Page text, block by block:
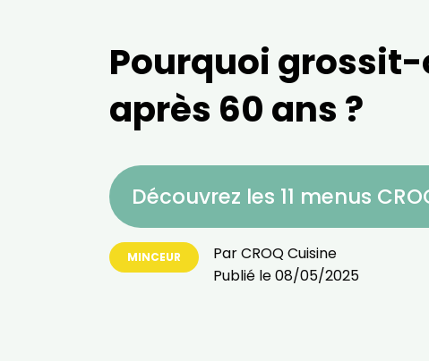
Pourquoi
après 60 ans ?
Découvrez les 11 menus
MINCEUR ParCROQ Cuisine
Publié le08/05/2025